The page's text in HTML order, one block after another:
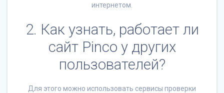
интернетом.
2. Как узнать, работает ли
сайт Pinco у других
пользователей?
Для этого можно использовать сервисы проверки